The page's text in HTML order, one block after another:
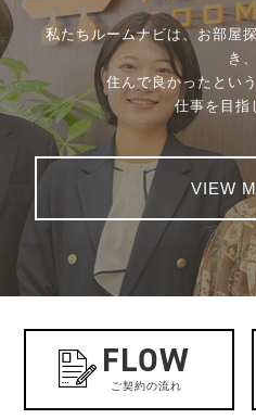
私たちルームナビは、お部屋
き、
住んで良かったとい
仕事を目指
VIEW
FLOW
ご契約の流れ